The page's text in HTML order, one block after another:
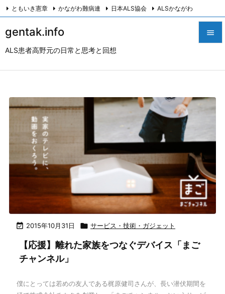
gentak.info
ALS患者高野元の日常と思考と回想


次へ

検索
ともいき憲章 かながわ難病連 日本ALS協会 ALSかながわ
 2015年10月31日  サービス・技術・ガジェット
【応援】離れた家族をつなぐデバイス「まご
チャンネル」
僕にとっては若めの友人である梶原健司さんが、長い潜伏期間を